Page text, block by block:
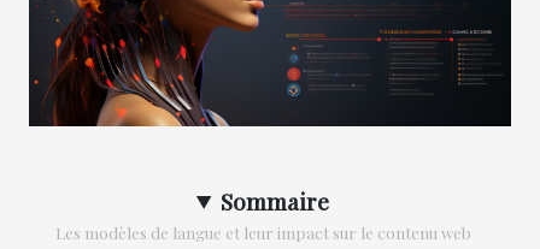
Sommaire
Les modèles de langue et leur impact sur le contenu web